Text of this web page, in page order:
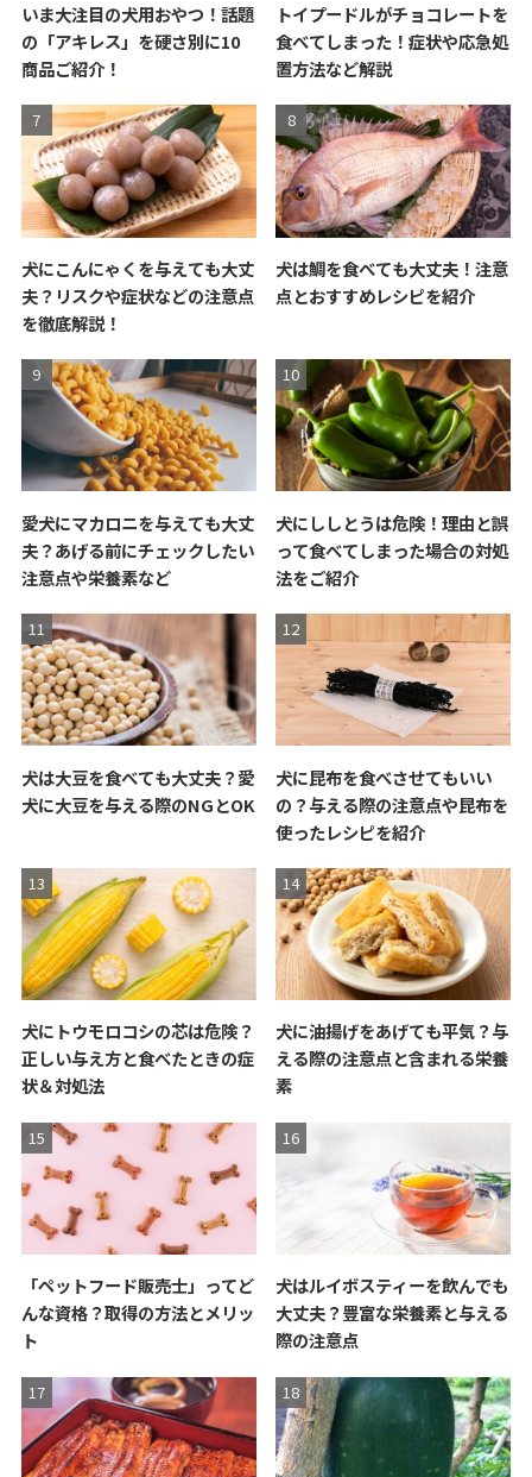
いま大注目の犬用おやつ！話題
の「アキレス」を硬さ別に10
商品ご紹介！
トイプードルがチョコレートを
食べてしまった！症状や応急処
置方法など解説
犬にこんにゃくを与えても大丈
夫？リスクや症状などの注意点
を徹底解説！
犬は鯛を食べても大丈夫！注意
点とおすすめレシピを紹介
愛犬にマカロニを与えても大丈
夫？あげる前にチェックしたい
注意点や栄養素など
犬にししとうは危険！理由と誤
って食べてしまった場合の対処
法をご紹介
犬は大豆を食べても大丈夫？愛
犬に大豆を与える際のNGとOK
犬に昆布を食べさせてもいい
の？与える際の注意点や昆布を
使ったレシピを紹介
犬にトウモロコシの芯は危険？
正しい与え方と食べたときの症
状＆対処法
犬に油揚げをあげても平気？与
える際の注意点と含まれる栄養
素
「ペットフード販売士」ってど
んな資格？取得の方法とメリッ
ト
犬はルイボスティーを飲んでも
大丈夫？豊富な栄養素と与える
際の注意点